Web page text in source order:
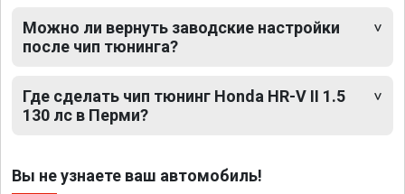
Можно ли вернуть заводские настройки
после чип тюнинга?
Где сделать чип тюнинг Honda HR-V II 1.5
130 лс в Перми?
Вы не узнаете ваш автомобиль!